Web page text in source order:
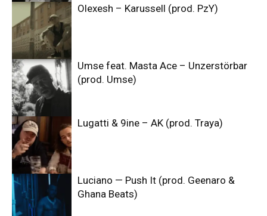
Olexesh – Karussell (prod. PzY)
Umse feat. Masta Ace – Unzerstörbar
(prod. Umse)
Lugatti & 9ine – AK (prod. Traya)
Luciano — Push It (prod. Geenaro &
Ghana Beats)